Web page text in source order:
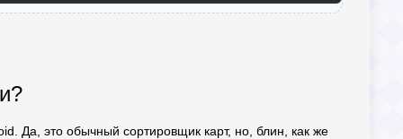
Да, это обычный сортировщик карт, но, блин, как же